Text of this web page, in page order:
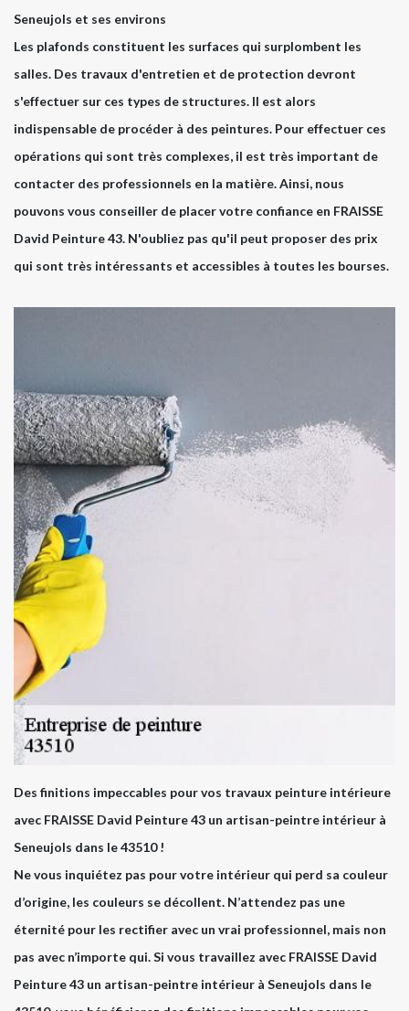
Seneujols et ses environs
Les plafonds constituent les surfaces qui surplombent les
salles. Des travaux d'entretien et de protection devront
s'effectuer sur ces types de structures. Il est alors
indispensable de procéder à des peintures. Pour effectuer ces
opérations qui sont très complexes, il est très important de
contacter des professionnels en la matière. Ainsi, nous
pouvons vous conseiller de placer votre confiance en FRAISSE
David Peinture 43. N'oubliez pas qu'il peut proposer des prix
qui sont très intéressants et accessibles à toutes les bourses.
Des finitions impeccables pour vos travaux peinture intérieure
avec FRAISSE David Peinture 43 un artisan-peintre intérieur à
Seneujols dans le 43510 !
Ne vous inquiétez pas pour votre intérieur qui perd sa couleur
d’origine, les couleurs se décollent. N’attendez pas une
éternité pour les rectifier avec un vrai professionnel, mais non
pas avec n’importe qui. Si vous travaillez avec FRAISSE David
Peinture 43 un artisan-peintre intérieur à Seneujols dans le